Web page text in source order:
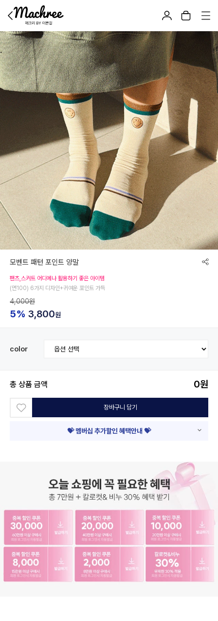
모벤트 패턴 포인트 양말
팬츠,스커트 어디에나 활용하기 좋은 아이템
(면100) 6가지 디자인+귀여운 포인트 가득
4,000원
5% 3,800원
color
총 상품 금액 0원
장바구니 담기
💝 멤버십 추가할인 혜택안내 💝